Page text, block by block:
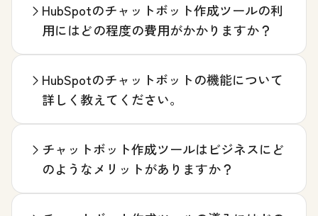
HubSpotのチャットボット作成ツールの利
用にはどの程度の費用がかかりますか？
HubSpotのチャットボットの機能について
詳しく教えてください。
チャットボット作成ツールはビジネスにど
のようなメリットがありますか？